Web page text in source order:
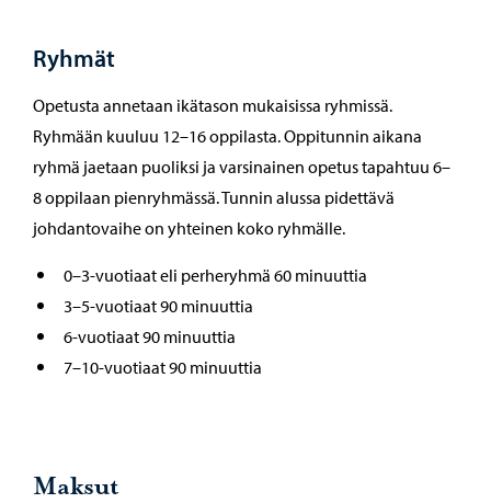
Ryhmät
Opetusta annetaan ikätason mukaisissa ryhmissä.
Ryhmään kuuluu 12–16 oppilasta. Oppitunnin aikana
ryhmä jaetaan puoliksi ja varsinainen opetus tapahtuu 6–
8 oppilaan pienryhmässä. Tunnin alussa pidettävä
johdantovaihe on yhteinen koko ryhmälle.
0–3-vuotiaat eli perheryhmä 60 minuuttia
3–5-vuotiaat 90 minuuttia
6-vuotiaat 90 minuuttia
7–10-vuotiaat 90 minuuttia
Maksut